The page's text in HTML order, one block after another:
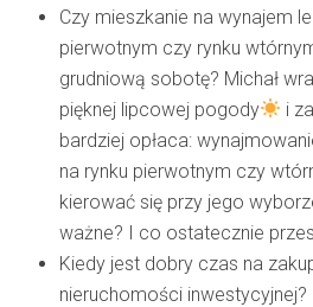
Czy mieszkanie na wynajem
pierwotnym czy rynku
grudniową sobotę? Michał
pięknej lipcowej pogody
i
bardziej opłaca:
na rynku pierwotnym czy
kierować się przy jego
ważne? I co ostatecznie
Kiedy jest dobry czas na
nieruchomości inwestycyjnej?